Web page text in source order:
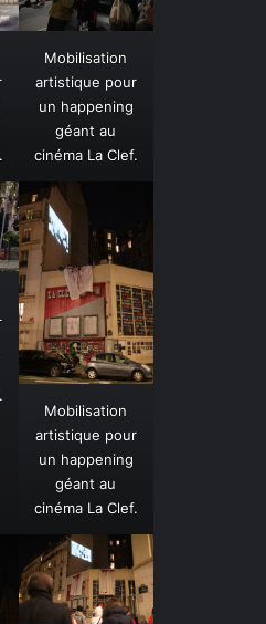
Mobilisation
artistique pour
un happening
géant au
cinéma La Clef.
Mobilisation
artistique pour
un happening
géant au
cinéma La Clef.